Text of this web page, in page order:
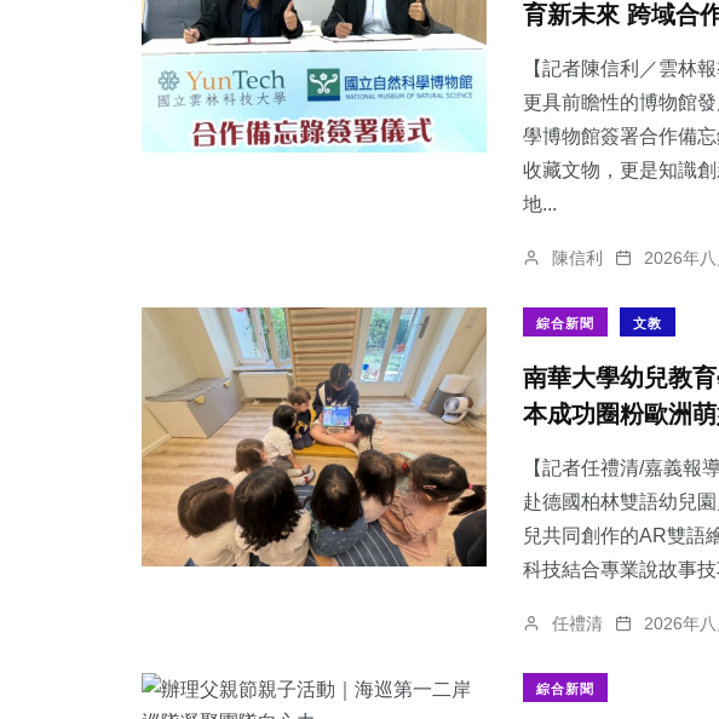
育新未來 跨域合
【記者陳信利／雲林
更具前瞻性的博物館
學博物館簽署合作備
收藏文物，更是知識
地...
陳信利 2026年
綜合新聞 文教
南華大學幼兒教
本成功圈粉歐洲
【記者任禮清/嘉義報
赴德國柏林雙語幼兒
兒共同創作的AR雙語
科技結合專業說故事
任禮清 2026年
綜合新聞
16+ 235+ 76+